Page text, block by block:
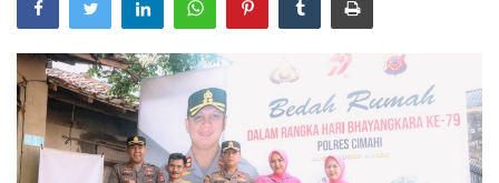
Lantas
Jurnal Kamtibmas
Satwil